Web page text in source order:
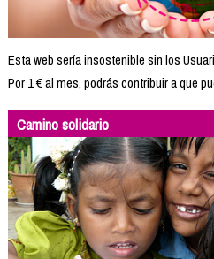
Esta web sería insostenible sin los
Por 1 € al mes, podrás contribuir a que
Camino solidario